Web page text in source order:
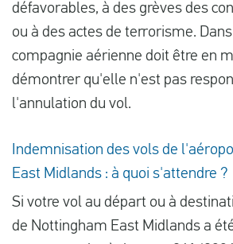
défavorables, à des grèves des
ou à des actes de terrorisme.
compagnie aérienne doit être en
démontrer qu'elle n'est pas
l'annulation du vol.
Indemnisation des vols de
East Midlands : à quoi s'attendre ?
Si votre vol au départ ou à
de Nottingham East Midlands a